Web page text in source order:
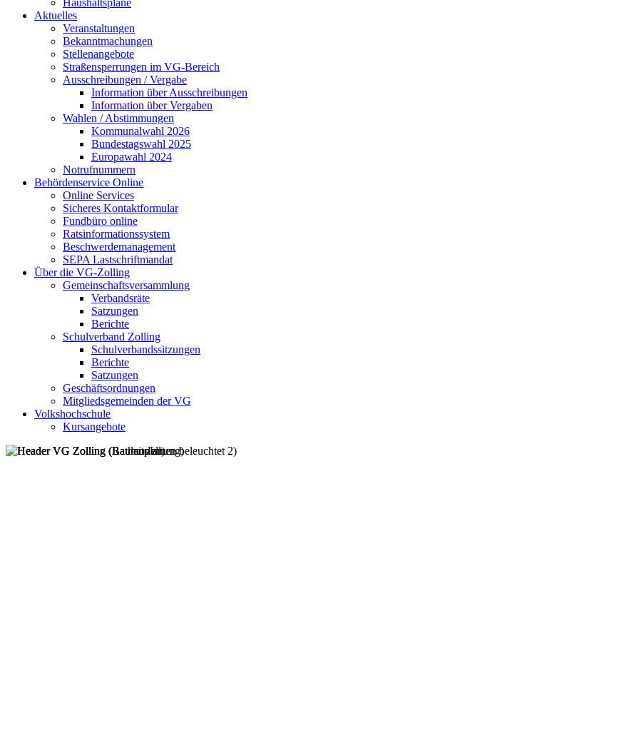
Haushaltspläne
Aktuelles
Veranstaltungen
Bekanntmachungen
Stellenangebote
Straßensperrungen im VG-Bereich
Ausschreibungen / Vergabe
Information über Ausschreibungen
Information über Vergaben
Wahlen / Abstimmungen
Kommunalwahl 2026
Bundestagswahl 2025
Europawahl 2024
Notrufnummern
Behördenservice Online
Online Services
Sicheres Kontaktformular
Fundbüro online
Ratsinformationssystem
Beschwerdemanagement
SEPA Lastschriftmandat
Über die VG-Zolling
Gemeinschaftsversammlung
Verbandsräte
Satzungen
Berichte
Schulverband Zolling
Schulverbandssitzungen
Berichte
Satzungen
Geschäftsordnungen
Mitgliedsgemeinden der VG
Volkshochschule
Kursangebote